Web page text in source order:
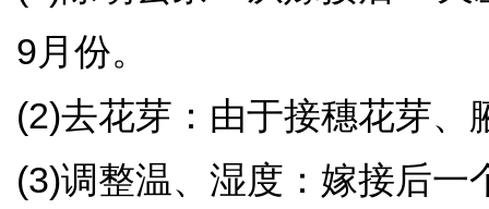
9月份。
(2)去花芽：由于接穗花芽
(3)调整温、湿度：嫁接后